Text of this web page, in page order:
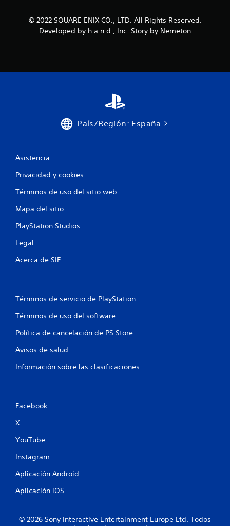
© 2022 SQUARE ENIX CO., LTD. All Rights Reserved.
Developed by h.a.n.d., Inc. Story by Nemeton
País/Región: España
Asistencia
Privacidad y cookies
Términos de uso del sitio web
Mapa del sitio
PlayStation Studios
Legal
Acerca de SIE
Términos de servicio de PlayStation
Términos de uso del software
Política de cancelación de PS Store
Avisos de salud
Información sobre las clasificaciones
Facebook
X
YouTube
Instagram
Aplicación Android
Aplicación iOS
© 2026 Sony Interactive Entertainment Europe Ltd. Todos